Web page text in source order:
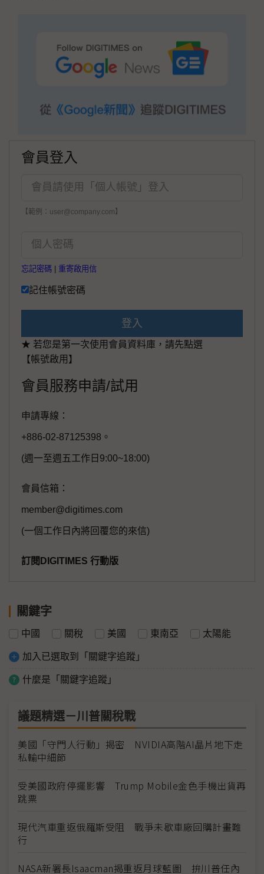
會員登入
【範例：user@company.com】
忘記密碼 重寄啟用信
記住帳號密碼
登入
★ 若您是第一次使用會員資料庫，請先點選
【帳號啟用】
會員服務申請/試用
申請專線：
+886-02-87125398。
(週一至週五工作日9:00~18:00)
會員信箱：
member@digitimes.com
(一個工作日內將回覆您的來信)
訂閱DIGITIMES 行動版
關鍵字
中國 關稅 美國 東南亞 太陽能
加入已選取到「關鍵字追蹤」
什麼是「關鍵字追蹤」
議題精選－川普關稅戰
美國「守門人行動」揭密 NVIDIA高階AI晶片地下走
私輸中細節
受美國政府停擺影響 Trump Mobile金色手機出貨再
跳票
現代汽車重返俄羅斯受阻 戰爭未歇車廠回購計畫難
行
NASA新署長Isaacman揭重返月球藍圖 拚川普任內